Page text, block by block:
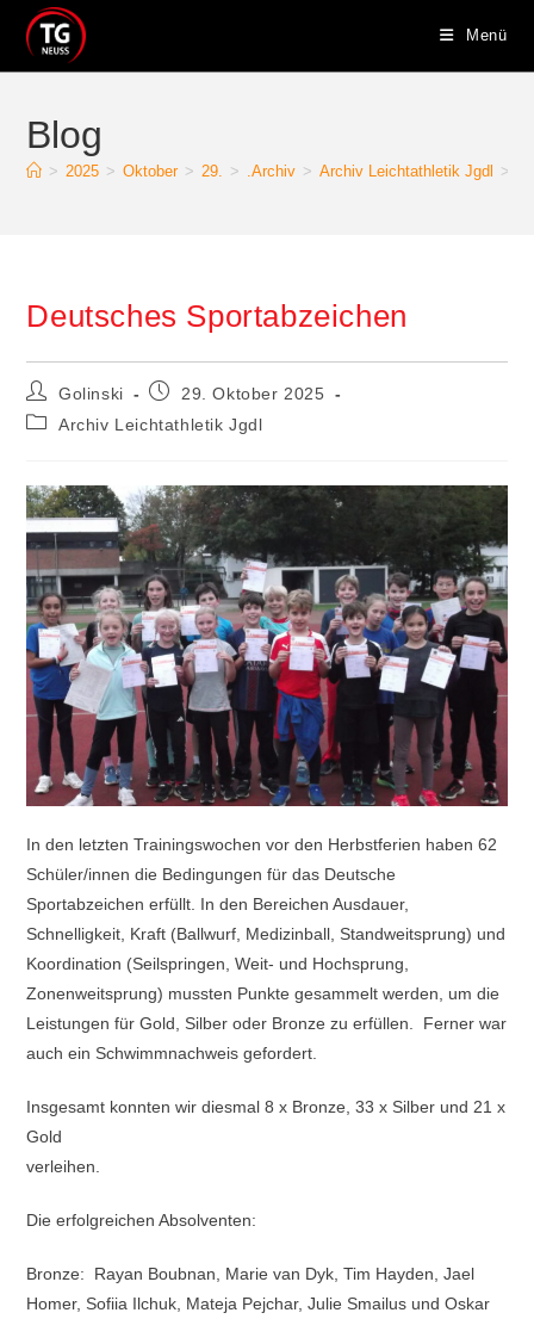
Inhalt
springen
Menü
Blog
> 2025 > Oktober > 29. > .Archiv > Archiv Leichtathletik Jgdl >
Deutsches Sportabzeichen
Beitrags-
Autor:
Golinski
Beitrag29. Oktober 2025
Beitrags-
Archiv Leichtathletik Jgdl
In den letzten Trainingswochen vor den Herbstferien haben 62
Schüler/innen die Bedingungen für das Deutsche
Sportabzeichen erfüllt. In den Bereichen Ausdauer,
Schnelligkeit, Kraft (Ballwurf, Medizinball, Standweitsprung) und
Koordination (Seilspringen, Weit- und Hochsprung,
Zonenweitsprung) mussten Punkte gesammelt werden, um die
Leistungen für Gold, Silber oder Bronze zu erfüllen. Ferner war
auch ein Schwimmnachweis gefordert.
Insgesamt konnten wir diesmal 8 x Bronze, 33 x Silber und 21 x
Gold
verleihen.
Die erfolgreichen Absolventen:
Bronze: Rayan Boubnan, Marie van Dyk, Tim Hayden, Jael
Homer, Sofiia Ilchuk, Mateja Pejchar, Julie Smailus und Oskar